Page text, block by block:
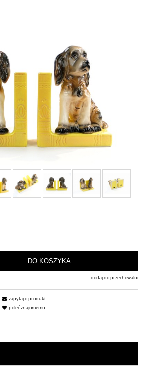
DO KOSZYKA
dodaj do przechowalni
zapytaj o produkt
poleć znajomemu